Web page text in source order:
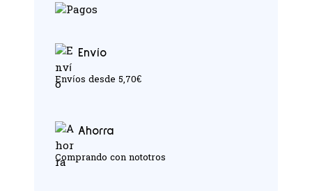
Envío
Envíos desde 5,70€
Ahorra
Comprando con nototros